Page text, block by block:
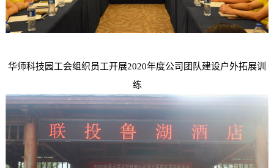
华师科技园工会组织员工开展2020年度公司团队建设户外拓展训
练